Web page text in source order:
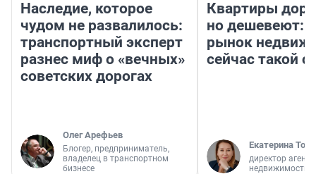
Наследие, которое
чудом не развалилось:
транспортный эксперт
разнес миф о «вечных»
советских дорогах
Олег Арефьев
Блогер, предприниматель,
владелец в транспортном
бизнесе
Квартиры
но дешевеют:
рынок
сейчас такой
Екатерина
директор
недвижимости